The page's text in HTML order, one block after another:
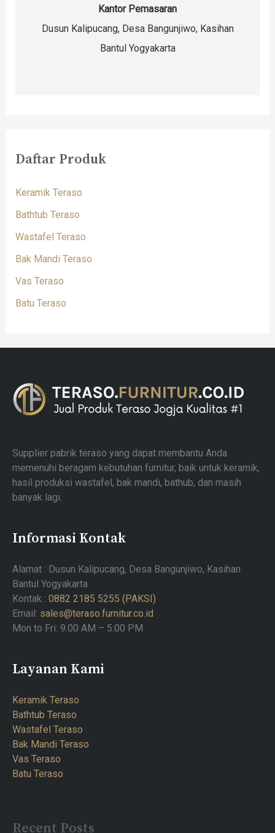
Kantor Pemasaran
Dusun Kalipucang, Desa Bangunjiwo, Kasihan
Bantul Yogyakarta
Daftar Produk
Keramik Teraso
Bathtub Teraso
Wastafel Teraso
Bak Mandi Teraso
Vas Teraso
Batu Teraso
Supplier pabrik teraso yang dapat membantu Anda
memenuhi beragam kebutuhan furnitur, baik untuk keramik,
hasil produksi wastafel, bak mandi, bathub, dan masih
banyak lagi.
Informasi Kontak
Alamat : Dusun Kalipucang, Desa Bangunjiwo, Kasihan
Bantul Yogyakarta
Kontak : 0882 2185 5255 (PAKSI)
Email: sales@teraso.furnitur.co.id
Mon to Fri: 9.00 AM – 5.00 PM
Layanan Kami
Keramik Teraso
Bathtub Teraso
Wastafel Teraso
Bak Mandi Teraso
Vas Teraso
Batu Teraso
Recent Posts